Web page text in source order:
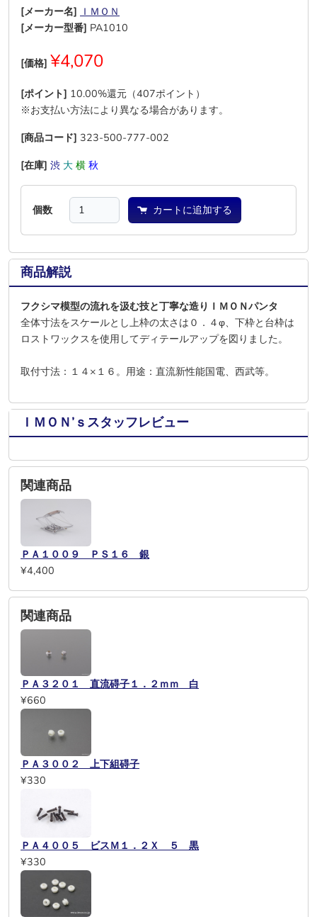
[メーカー名] ＩＭＯＮ
[メーカー型番] PA1010
[価格] ¥4,070
[ポイント] 10.00%還元（407ポイント）
※お支払い方法により異なる場合があります。
[商品コード] 323-500-777-002
[在庫] 渋 大 横 秋
個数 カートに追加する
商品解説
フクシマ模型の流れを汲む技と丁寧な造りＩＭＯＮパンタ
全体寸法をスケールとし上枠の太さは０．４φ、下枠と台枠は
ロストワックスを使用してディテールアップを図りました。
取付寸法：１４×１６。用途：直流新性能国電、西武等。
ＩＭＯＮ’ｓスタッフレビュー
関連商品
ＰＡ１００９ ＰＳ１６ 銀
¥4,400
関連商品
ＰＡ３２０１ 直流碍子１．２ｍｍ 白
¥660
ＰＡ３００２ 上下組碍子
¥330
ＰＡ４００５ ビスＭ１．２Ｘ ５ 黒
¥330